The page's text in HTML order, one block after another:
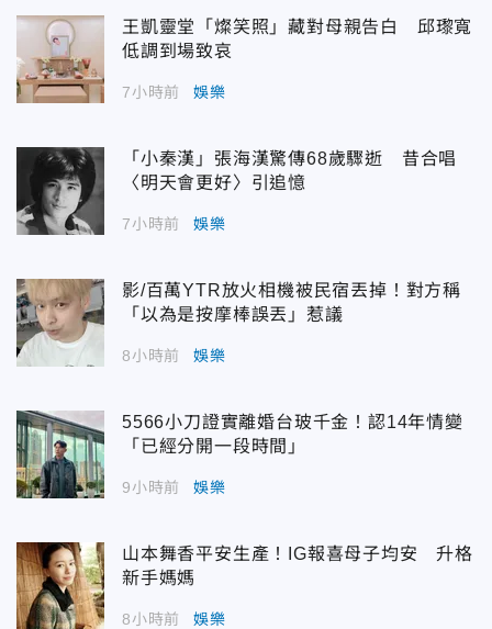
王凱靈堂「燦笑照」藏對母親告白 邱瓈寬
低調到場致哀
7小時前 娛樂
「小秦漢」張海漢驚傳68歲驟逝 昔合唱
〈明天會更好〉引追憶
7小時前 娛樂
影/百萬YTR放火相機被民宿丟掉！對方稱
「以為是按摩棒誤丟」惹議
8小時前 娛樂
5566小刀證實離婚台玻千金！認14年情變
「已經分開一段時間」
9小時前 娛樂
山本舞香平安生產！IG報喜母子均安 升格
新手媽媽
8小時前 娛樂